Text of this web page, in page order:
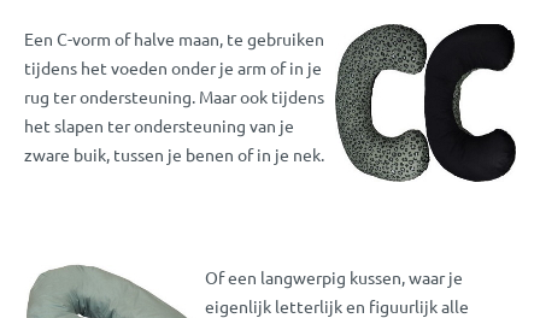
Een C-vorm of halve maan, te gebruiken
tijdens het voeden onder je arm of in je
rug ter ondersteuning. Maar ook tijdens
het slapen ter ondersteuning van je
zware buik, tussen je benen of in je nek.
Of een langwerpig kussen, waar je
eigenlijk letterlijk en figuurlijk alle